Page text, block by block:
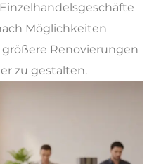
Möglichkeiten
Renovierungen
zu gestalten.